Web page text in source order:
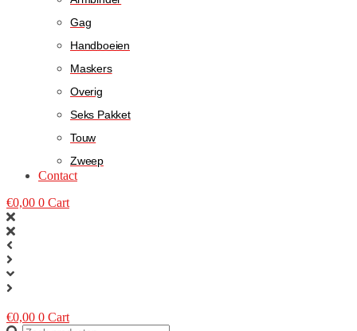
Gag
Handboeien
Maskers
Overig
Seks Pakket
Touw
Zweep
Contact
€0,00 0 Cart
€0,00 0 Cart